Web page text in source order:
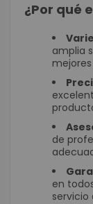
¿Por qué
amplia
de
en